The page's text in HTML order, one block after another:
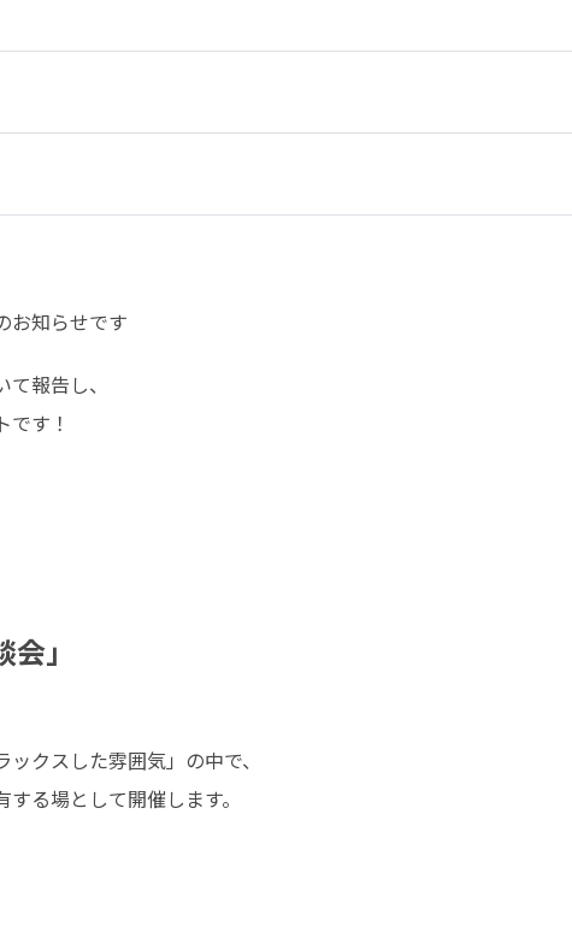
お知らせです
報告し、
す！
」
クスした雰囲気」の中で、
る場として開催します。